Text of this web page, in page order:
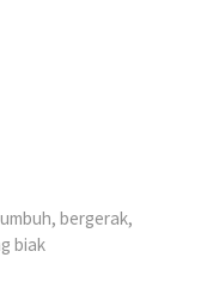
bergerak,
biak